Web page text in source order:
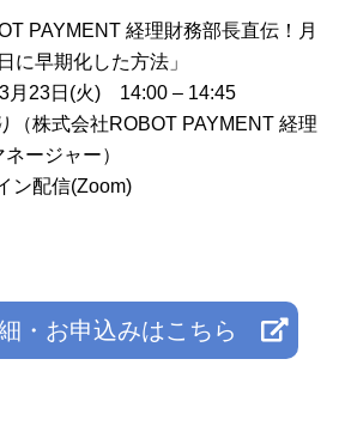
PAYMENT 経理財務部長直伝！月
早期化した方法」
23日(火) 14:00 – 14:45
株式会社ROBOT PAYMENT 経理
ージャー）
配信(Zoom)
・お申込みはこちら